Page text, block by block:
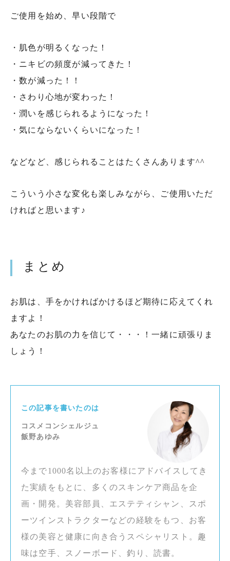
ご使用を始め、早い段階で
・肌色が明るくなった！
・ニキビの頻度が減ってきた！
・数が減った！！
・さわり心地が変わった！
・潤いを感じられるようになった！
・気にならないくらいになった！
などなど、感じられることはたくさんあります^^
こういう小さな変化も楽しみながら、ご使用いただ
ければと思います♪
まとめ
お肌は、手をかければかけるほど期待に応えてくれ
ますよ！
あなたのお肌の力を信じて・・・！一緒に頑張りま
しょう！
この記事を書いたのは
コスメコンシェルジュ
飯野あゆみ
今まで1000名以上のお客様にアドバイスしてき
た実績をもとに、多くのスキンケア商品を企
画・開発。美容部員、エステティシャン、スポ
ーツインストラクターなどの経験をもつ、お客
様の美容と健康に向き合うスペシャリスト。趣
味は空手、スノーボード、釣り、読書。